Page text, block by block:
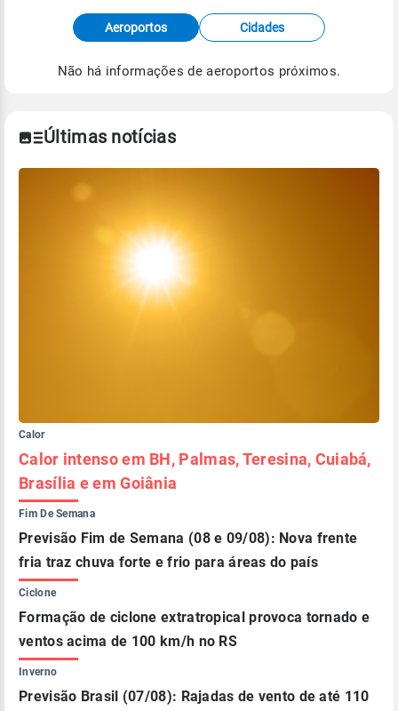
Fonte: dados combinados de estações
meteorológicas e satélite do Centro de Previsão
de Tempo e Estudos Climáticos (CPTEC).
Aeroportos Cidades
Não há informações de aeroportos próximos.
Últimas notícias
Calor
Calor intenso em BH, Palmas, Teresina, Cuiabá,
Brasília e em Goiânia
Fim De Semana
Previsão Fim de Semana (08 e 09/08): Nova frente
fria traz chuva forte e frio para áreas do país
Ciclone
Formação de ciclone extratropical provoca tornado e
ventos acima de 100 km/h no RS
Inverno
Previsão Brasil (07/08): Rajadas de vento de até 110